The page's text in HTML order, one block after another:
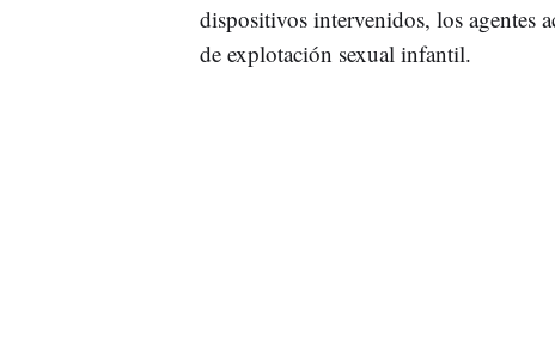
dispositivos intervenidos, los agentes
de explotación sexual infantil.